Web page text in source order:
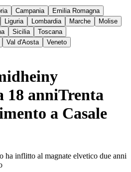
Campania
Emilia Romagna
Liguria Lombardia Marche
Molise
Sicilia
Toscana
Val d'Aosta Veneto
18 anniTrenta
a Casale
inflitto al magnate elvetico due anni